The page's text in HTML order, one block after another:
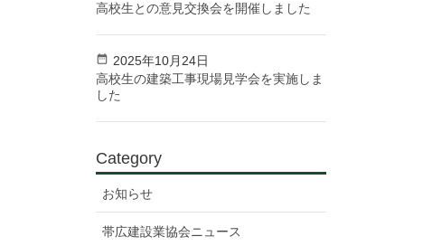
高校生との意見交換会を開催しました
2025年10月24日
高校生の建築工事現場見学会を実施しま
した
Category
お知らせ
帯広建設業協会ニュース